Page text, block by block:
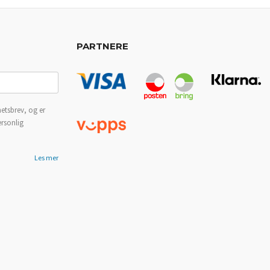
og er
Les mer
PARTNERE